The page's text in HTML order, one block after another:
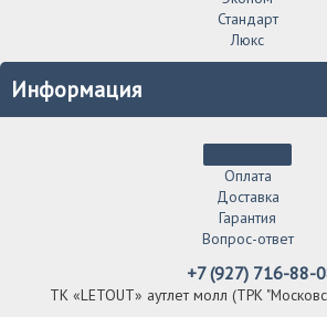
Стандарт
Люкс
Информация
Оплата
Доставка
Гарантия
Вопрос-ответ
+7 (927) 716-88-
ТК «LETOUT» аутлет молл (ТРК